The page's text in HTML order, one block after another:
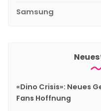
Samsung
«Dino Crisis»: Neues
Fans Hoffnung